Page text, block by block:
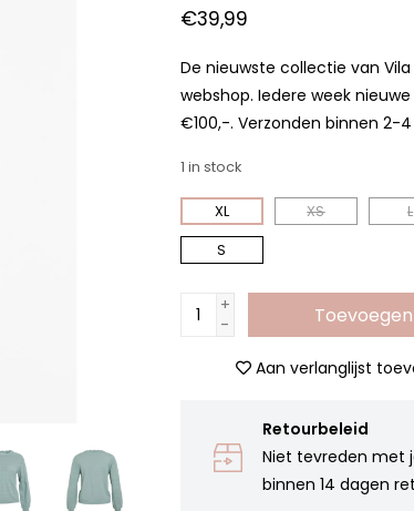
€39,99
De nieuwste collectie van Vila
webshop. Iedere week
€100,-. Verzonden binnen 2-
1 in stock
XL XS L
S
+
-
Aan verlanglijst
Retourbeleid
Niet tevreden met
binnen 14 dagen